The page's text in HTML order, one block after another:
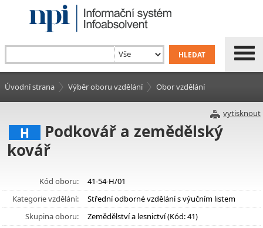
Úvodní strana Výběr oboru vzdělání Obor vzdělání
vytisknout
H
Podkovář a zemědělský
kovář
Kód oboru:
41-54-H/01
Kategorie vzdělání:
Střední odborné vzdělání s výučním listem
Skupina oboru:
Zemědělství a lesnictví (Kód: 41)